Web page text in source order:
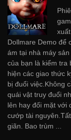
Dollmare Demo để
ám tại nhà máy
của bạn là kiểm tra
hiện các giao thức
bị đuổi việc.Không
quái vật truy đuổi
lên hay đối mặt với
cướp tài
giãn. Bao trùm ...